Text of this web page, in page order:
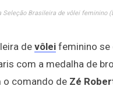
Seleção Brasileira de vôlei feminino
de vôlei feminino se
com a medalha de
o comando de Zé